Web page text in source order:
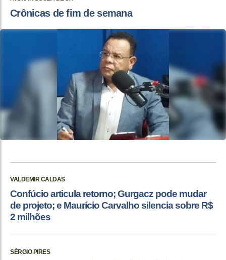
Crônicas de fim de semana
VALDEMIR CALDAS
Confúcio articula retorno; Gurgacz pode mudar
de projeto; e Maurício Carvalho silencia sobre R$
2 milhões
SÉRGIO PIRES